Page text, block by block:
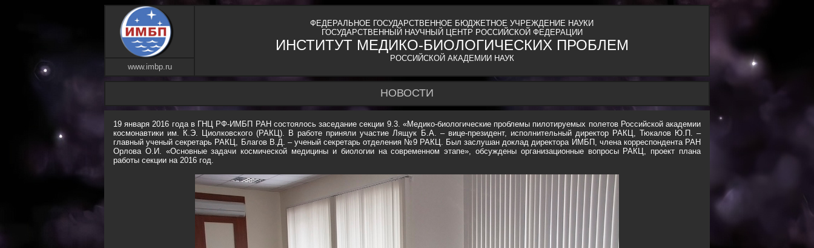
ФЕДЕРАЛЬНОЕ ГОСУДАРСТВЕННОЕ БЮДЖЕТНОЕ УЧРЕЖДЕНИЕ НАУКИ
ГОСУДАРСТВЕННЫЙ НАУЧНЫЙ ЦЕНТР РОССИЙСКОЙ ФЕДЕРАЦИИ
ИНСТИТУТ МЕДИКО-БИОЛОГИЧЕСКИХ ПРОБЛЕМ
РОССИЙСКОЙ АКАДЕМИИ НАУК
www.imbp.ru
НОВОСТИ
19 января 2016 года в ГНЦ РФ-ИМБП РАН состоялось заседание секции 9.3. «Медико-биологические проблемы пилотируемых полетов Российской академии
космонавтики им. К.Э. Циолковского (РАКЦ). В работе приняли участие Лящук Б.А. – вице-президент, исполнительный директор РАКЦ, Тюкалов Ю.П. –
главный ученый секретарь РАКЦ, Благов В.Д. – ученый секретарь отделения №9 РАКЦ. Был заслушан доклад директора ИМБП, члена корреспондента РАН
Орлова О.И. «Основные задачи космической медицины и биологии на современном этапе», обсуждены организационные вопросы РАКЦ, проект плана
работы секции на 2016 год.